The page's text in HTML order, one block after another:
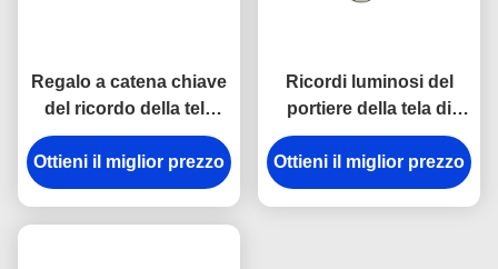
Regalo a catena chiave
del ricordo della tela
dell'incisione laser del
supporto del metallo di
rettangolo
Ottieni il miglior prezzo
Ricordi luminosi del
portiere della tela di
spessore dei
portachiavi a anello
9mm del gancio della
Ottieni il miglior prezzo